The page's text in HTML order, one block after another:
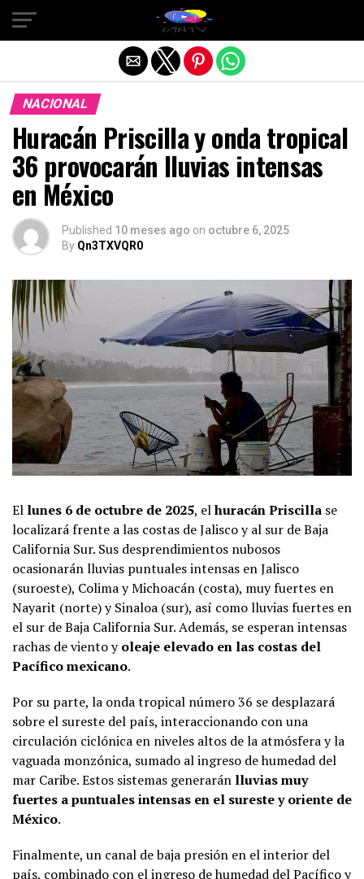
NACIONAL
Huracán Priscilla y onda tropical
36 provocarán lluvias intensas
en México
Published 10 meses ago on octubre 6, 2025
By Qn3TXVQR0
El lunes 6 de octubre de 2025, elhuracán Priscilla se
localizará frente a las costas de Jalisco y al sur de Baja
California Sur. Sus desprendimientos nubosos
ocasionarán lluvias puntuales intensas en Jalisco
(suroeste), Colima y Michoacán (costa), muy fuertes en
Nayarit (norte) y Sinaloa (sur), así como lluvias fuertes en
el sur de Baja California Sur. Además, se esperan intensas
rachas de viento yoleaje elevado en las costas del
Pacífico mexicano.
Por su parte, la onda tropical número 36 se desplazará
sobre el sureste del país, interaccionando con una
circulación ciclónica en niveles altos de la atmósfera y la
vaguada monzónica, sumado al ingreso de humedad del
mar Caribe. Estos sistemas generarán lluvias muy
fuertes a puntuales intensas en el sureste y oriente de
México.
Finalmente, un canal de baja presión en el interior del
país, combinado con el ingreso de humedad del Pacífico y
Salir de la versión móvil